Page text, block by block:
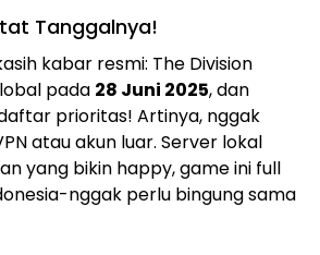
Tanggalnya!
kabar resmi: The Division
pada 28 Juni 2025, dan
prioritas! Artinya, nggak
atau akun luar. Server lokal
yang bikin happy, game ini full
nggak perlu bingung sama